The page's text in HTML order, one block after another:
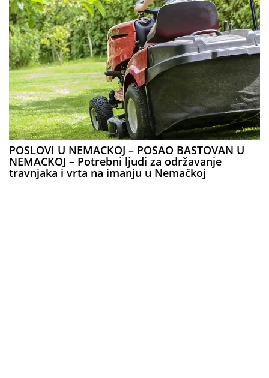
POSLOVI U NEMACKOJ – POSAO BASTOVAN U
NEMACKOJ – Potrebni ljudi za održavanje
travnjaka i vrta na imanju u Nemačkoj